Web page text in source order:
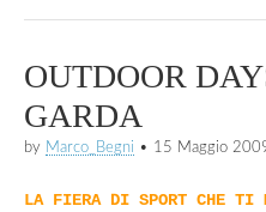
OUTDOOR
GARDA
by Marco_Begni • 15 Maggio
LA FIERA DI SPORT CHE TI